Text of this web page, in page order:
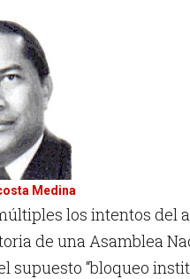
Medina
los intentos del
de una Asamblea
supuesto “bloqueo